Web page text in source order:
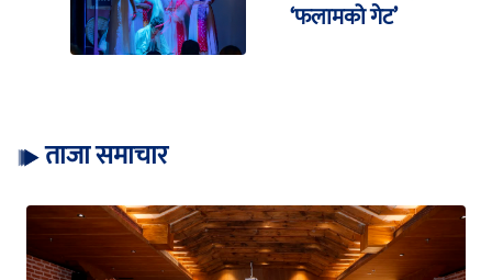
‘फलामको गेट’
ताजा समाचार